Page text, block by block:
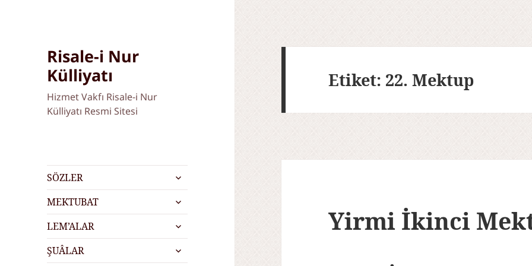
Risale-i Nur
Külliyatı
Hizmet Vakfı Risale-i Nur
Külliyatı Resmi Sitesi
SÖZLER
alt
menüyü
genişlet
MEKTUBAT
alt
menüyü
genişlet
LEM’ALAR
alt
menüyü
genişlet
ŞUÂLAR
alt
menüyü
Etiket: 22. Mektup
Yirmi İkinci